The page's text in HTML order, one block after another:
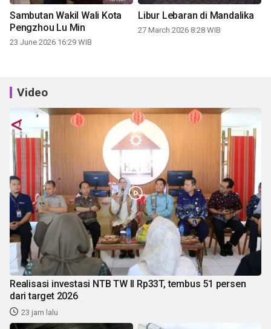
Sambutan Wakil Wali Kota
Pengzhou Lu Min
23 June 2026 16:29 WIB
Libur Lebaran di Mandalika
27 March 2026 8:28 WIB
Video
Realisasi investasi NTB TW II Rp33T, tembus 51 persen
dari target 2026
23 jam lalu